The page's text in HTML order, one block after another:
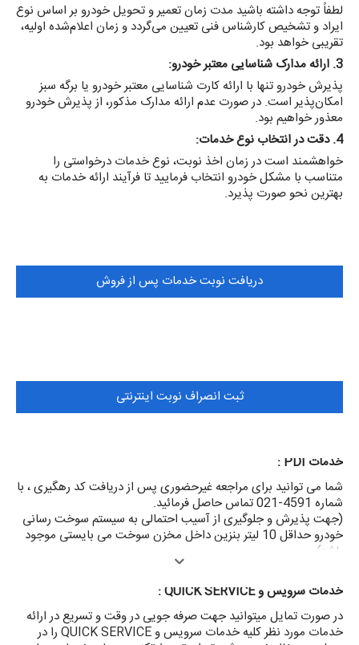
لطفاً توجه داشته باشید مدت زمان تعمیر و تحویل خودرو بر اساس نوع
ایراد و تشخیص کارشناس فنی تعیین می‌گردد و زمان اعلام‌شده اولیه،
تقریبی خواهد بود.
3. ارائه مدارک شناسایی معتبر خودرو:
پذیرش خودرو تنها با ارائه کارت شناسایی معتبر خودرو یا برگه سبز
امکان‌پذیر است. در صورت عدم ارائه مدارک مذکور، از پذیرش خودرو
معذور خواهیم بود.
4. دقت در انتخاب نوع خدمات:
خواهشمند است در زمان اخذ نوبت، نوع خدمات درخواستی را
متناسب با مشکل خودرو انتخاب فرمایید تا فرآیند ارائه خدمات به
بهترین نحو صورت پذیرد.
دریافت نوبت خدمات پس از فروش
ثبت انصراف نوبت اینترنتی
خدمات PDI :
شما می توانید برای مراجعه غیرحضوری پس از دریافت کد رهگیری ، با
شماره 4591-021 تماس حاصل فرمائید.
(جهت پذیرش و جلوگیری از آسیب احتمالی به سیستم سوخت رسانی
خودرو حداقل 10 لیتر بنزین داخل مخزن سوخت می بایستی موجود
باشد)
خدمات سرویس و QUICK SERVICE :
در صورت تمایل میتوانید جهت صرفه جویی در وقت و تسریع در ارائه
خدمات مورد نظر کلیه خدمات سرویس و QUICK SERVICE را در